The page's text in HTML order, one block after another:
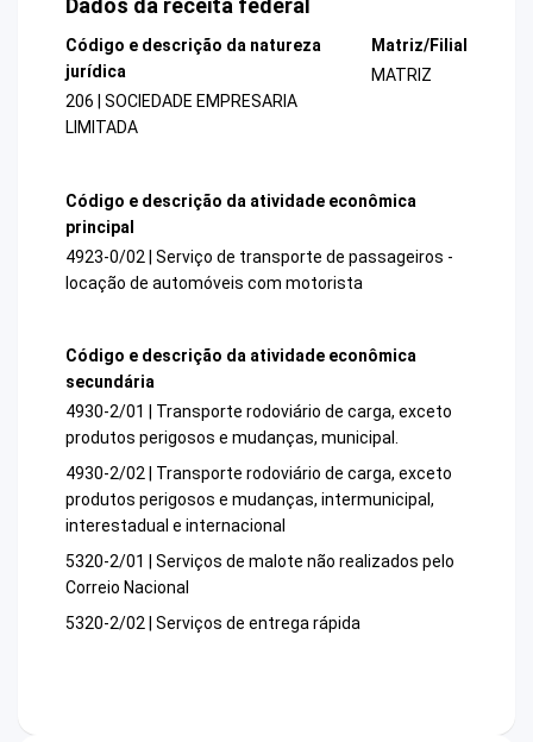
Dados da receita federal
Código e descrição da natureza
jurídica
206 | SOCIEDADE EMPRESARIA
LIMITADA
Matriz/Filial
MATRIZ
Código e descrição da atividade econômica
principal
4923-0/02 | Serviço de transporte de passageiros -
locação de automóveis com motorista
Código e descrição da atividade econômica
secundária
4930-2/01 | Transporte rodoviário de carga, exceto
produtos perigosos e mudanças, municipal.
4930-2/02 | Transporte rodoviário de carga, exceto
produtos perigosos e mudanças, intermunicipal,
interestadual e internacional
5320-2/01 | Serviços de malote não realizados pelo
Correio Nacional
5320-2/02 | Serviços de entrega rápida